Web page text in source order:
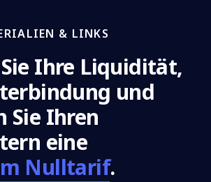
& LINKS
Ihre Liquidität,
und
Sie Ihren
eine
Nulltarif.